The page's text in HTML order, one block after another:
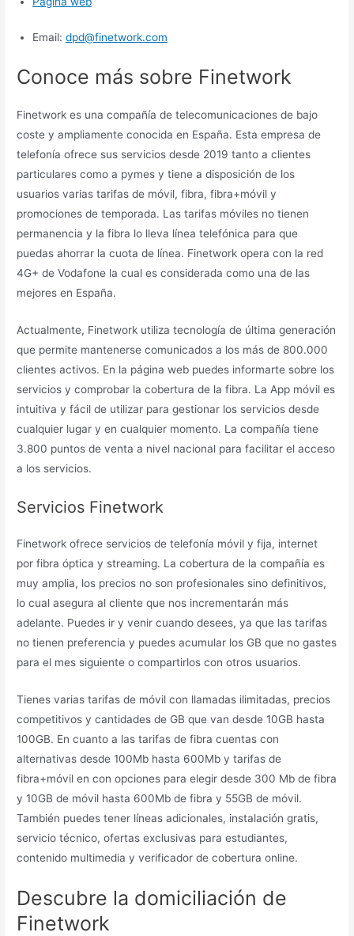
Email:dpd@finetwork.com
Conoce más sobre Finetwork
Finetwork es una compañía de telecomunicaciones de bajo
coste y ampliamente conocida en España. Esta empresa de
telefonía ofrece sus servicios desde 2019 tanto a clientes
particulares como a pymes y tiene a disposición de los
usuarios varias tarifas de móvil, fibra, fibra+móvil y
promociones de temporada. Las tarifas móviles no tienen
permanencia y la fibra lo lleva línea telefónica para que
puedas ahorrar la cuota de línea. Finetwork opera con la red
4G+ de Vodafone la cual es considerada como una de las
mejores en España.
Actualmente, Finetwork utiliza tecnología de última generación
que permite mantenerse comunicados a los más de 800.000
clientes activos. En la página web puedes informarte sobre los
servicios y comprobar la cobertura de la fibra. La App móvil es
intuitiva y fácil de utilizar para gestionar los servicios desde
cualquier lugar y en cualquier momento. La compañía tiene
3.800 puntos de venta a nivel nacional para facilitar el acceso
a los servicios.
Servicios Finetwork
Finetwork ofrece servicios de telefonía móvil y fija, internet
por fibra óptica y streaming. La cobertura de la compañía es
muy amplia, los precios no son profesionales sino definitivos,
lo cual asegura al cliente que nos incrementarán más
adelante. Puedes ir y venir cuando desees, ya que las tarifas
no tienen preferencia y puedes acumular los GB que no gastes
para el mes siguiente o compartirlos con otros usuarios.
Tienes varias tarifas de móvil con llamadas ilimitadas, precios
competitivos y cantidades de GB que van desde 10GB hasta
100GB. En cuanto a las tarifas de fibra cuentas con
alternativas desde 100Mb hasta 600Mb y tarifas de
fibra+móvil en con opciones para elegir desde 300 Mb de fibra
y 10GB de móvil hasta 600Mb de fibra y 55GB de móvil.
También puedes tener líneas adicionales, instalación gratis,
servicio técnico, ofertas exclusivas para estudiantes,
contenido multimedia y verificador de cobertura online.
Descubre la domiciliación de
Finetwork